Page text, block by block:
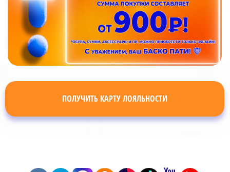
ПОЛУЧИТЬ КАРТУ ЛОЯЛЬНОСТИ